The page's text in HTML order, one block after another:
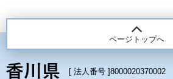
ページトップへ
[ 法人番号 ]8000020370002